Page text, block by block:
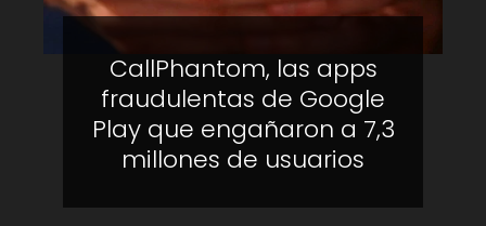
CallPhantom, las apps
fraudulentas de Google
Play que engañaron a 7,3
millones de usuarios